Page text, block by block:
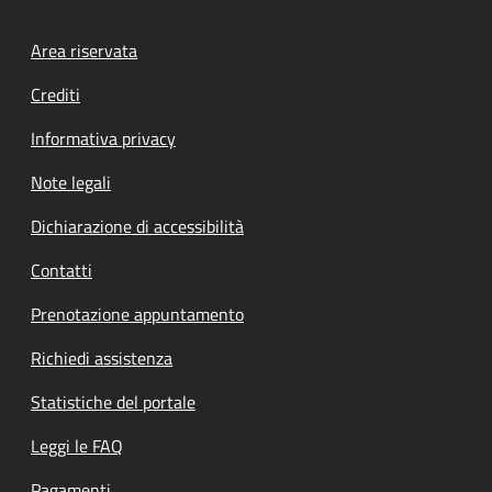
Footer menu
Area riservata
Crediti
Informativa privacy
Note legali
Dichiarazione di accessibilità
Contatti
Prenotazione appuntamento
Richiedi assistenza
Statistiche del portale
Leggi le FAQ